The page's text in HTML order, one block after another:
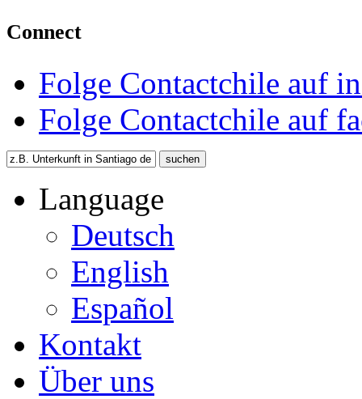
Connect
Folge Contactchile auf
Folge Contactchile auf
Language
Deutsch
English
Español
Kontakt
Über uns